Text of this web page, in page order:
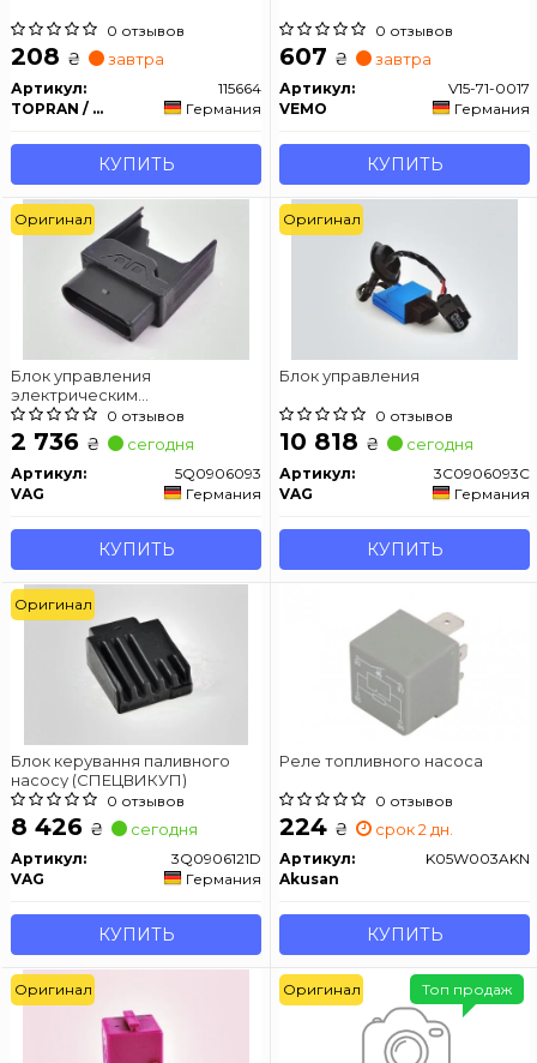
0 отзывов
208 ₴ завтра
Артикул:
115664
TOPRAN / HANS PRIES
Германия
КУПИТЬ
0 отзывов
607 ₴ завтра
Артикул:
V15-71-0017
VEMO
Германия
КУПИТЬ
Блок управления
электрическим
оборудованием0 отзывов
2 736 ₴ сегодня
Артикул:
5Q0906093
VAG
Германия
КУПИТЬ
Оригинал
Блок управления
0 отзывов
10 818 ₴ сегодня
Артикул:
3C0906093C
VAG
Германия
КУПИТЬ
Оригинал
Блок керування паливного
насосу (СПЕЦВИКУП)
0 отзывов
8 426 ₴ сегодня
Артикул:
3Q0906121D
VAG
Германия
КУПИТЬ
Оригинал
Реле топливного насоса
0 отзывов
224 ₴ срок 2 дн.
Артикул:
K05W003AKN
Akusan
КУПИТЬ
Оригинал Топ продаж
Оригинал